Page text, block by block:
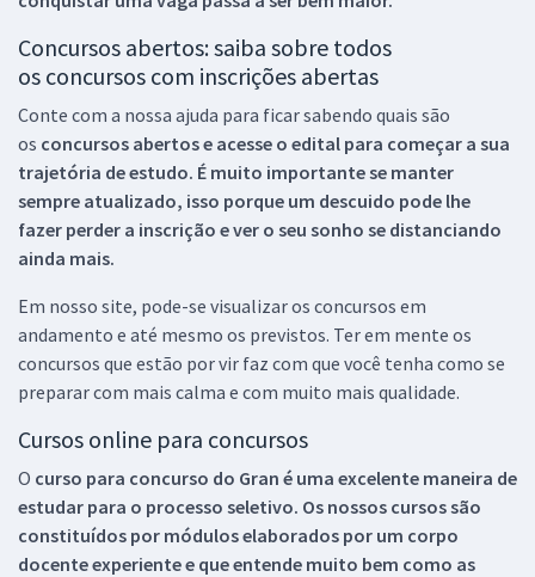
Concursos abertos: saiba sobre todos
os concursos com inscrições abertas
Conte com a nossa ajuda para ficar sabendo quais são
os concursos abertos e acesse o edital para começar a sua
trajetória de estudo. É muito importante se manter
sempre atualizado, isso porque um descuido pode lhe
fazer perder a inscrição e ver o seu sonho se distanciando
ainda mais.
Em nosso site, pode-se visualizar os concursos em
andamento e até mesmo os previstos. Ter em mente os
concursos que estão por vir faz com que você tenha como se
preparar com mais calma e com muito mais qualidade.
Cursos online para concursos
O curso para concurso do Gran é uma excelente maneira de
estudar para o processo seletivo. Os nossos cursos são
constituídos por módulos elaborados por um corpo
docente experiente e que entende muito bem como as